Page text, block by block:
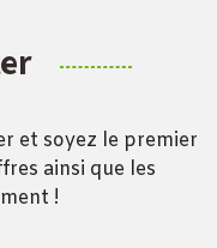
et soyez le premier
ainsi que les
!